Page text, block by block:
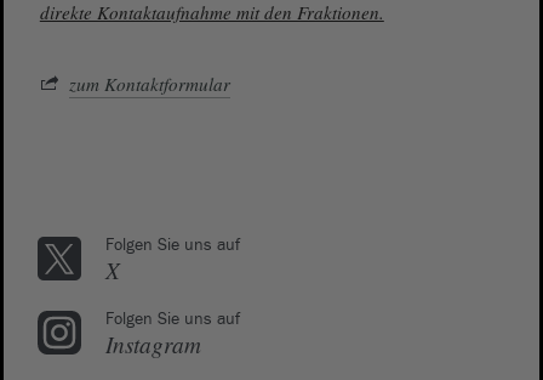
direkte Kontaktaufnahme mit den Fraktionen.
zum Kontaktformular
Folgen Sie uns auf
X
Folgen Sie uns auf
Instagram